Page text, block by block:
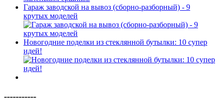
Гараж заводской на вывоз (сборно-разборный) - 9
крутых моделей
Новогодние поделки из стеклянной бутылки: 10 супер
идей!
-----------